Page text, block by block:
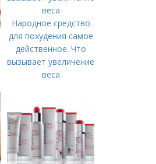
Народное средство
для похудения самое
действенное. Что
вызывает увеличение
веса